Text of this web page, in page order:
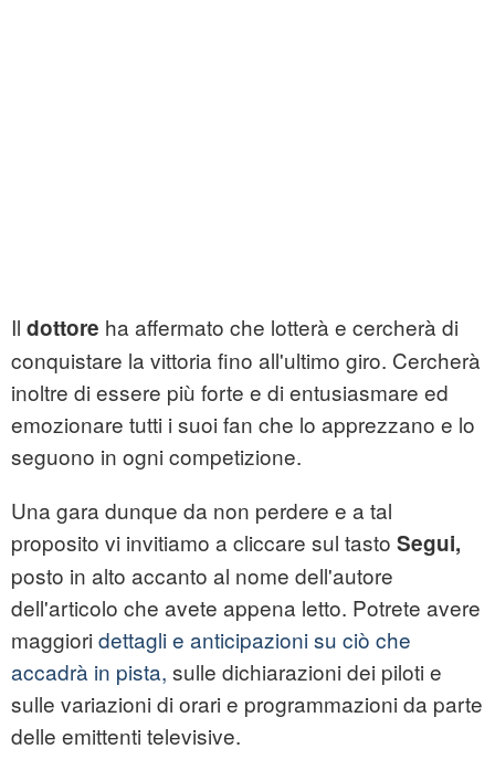
Il dottore ha affermato che lotterà e cercherà di
conquistare la vittoria fino all'ultimo giro. Cercherà
inoltre di essere più forte e di entusiasmare ed
emozionare tutti i suoi fan che lo apprezzano e lo
seguono in ogni competizione.
Una gara dunque da non perdere e a tal
proposito vi invitiamo a cliccare sul tasto Segui,
posto in alto accanto al nome dell'autore
dell'articolo che avete appena letto. Potrete avere
maggiori dettagli e anticipazioni su ciò che
accadrà in pista, sulle dichiarazioni dei piloti e
sulle variazioni di orari e programmazioni da parte
delle emittenti televisive.